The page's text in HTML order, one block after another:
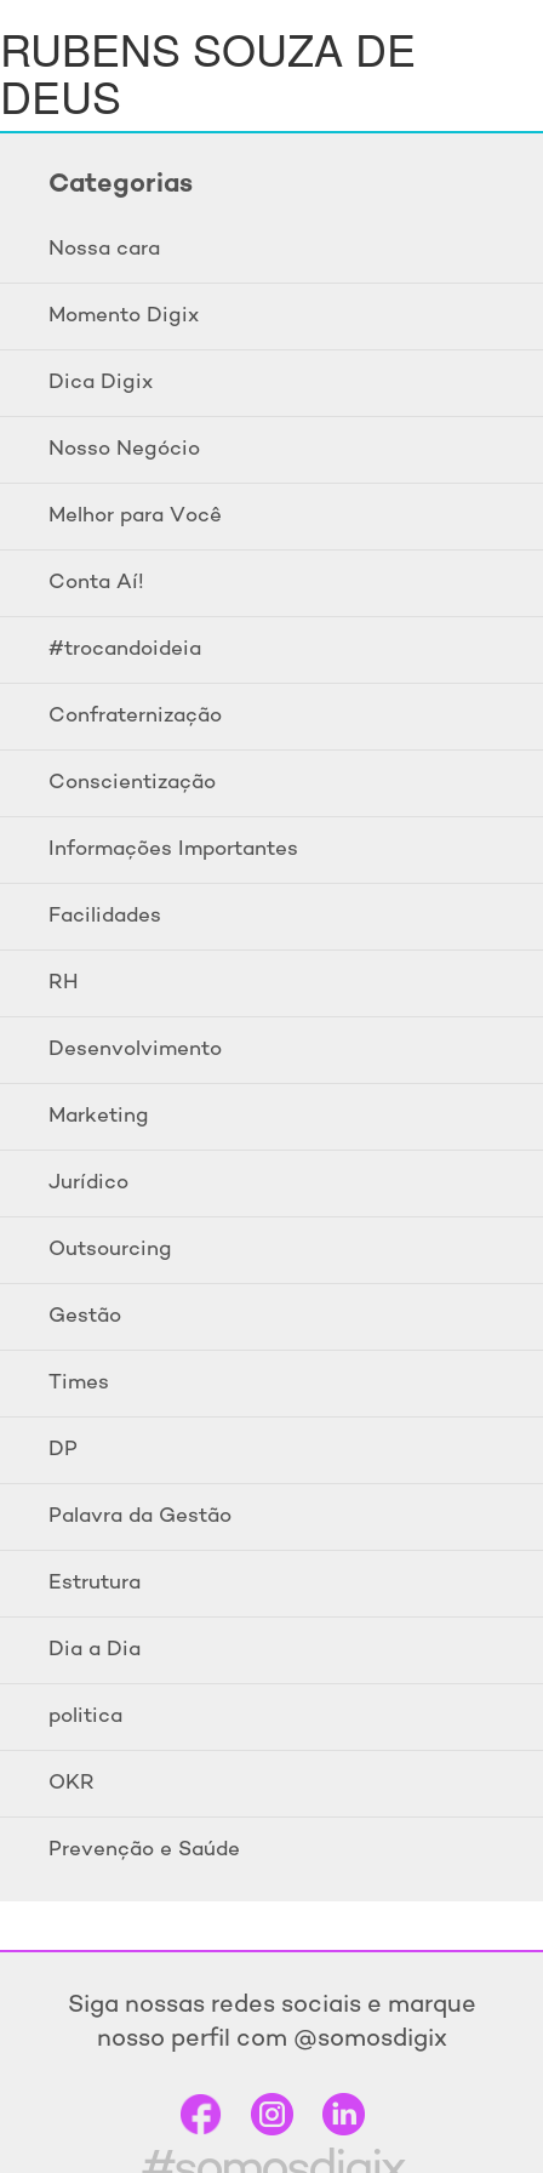
RUBENS SOUZA DE
DEUS
Categorias
Nossa cara
Momento Digix
Dica Digix
Nosso Negócio
Melhor para Você
Conta Aí!
#trocandoideia
Confraternização
Conscientização
Informações Importantes
Facilidades
RH
Desenvolvimento
Marketing
Jurídico
Outsourcing
Gestão
Times
DP
Palavra da Gestão
Estrutura
Dia a Dia
politica
OKR
Prevenção e Saúde
Siga nossas redes sociais e marque
nosso perfil com @somosdigix